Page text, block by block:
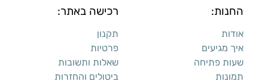
החנות:
אודות
איך מגיעים
שעות פתיחה
תמונות
רכישה באתר:
תקנון
פרטיות
שאלות ותשובות
ביטולים והחזרות